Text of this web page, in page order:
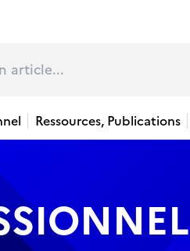
Ressources, Publications